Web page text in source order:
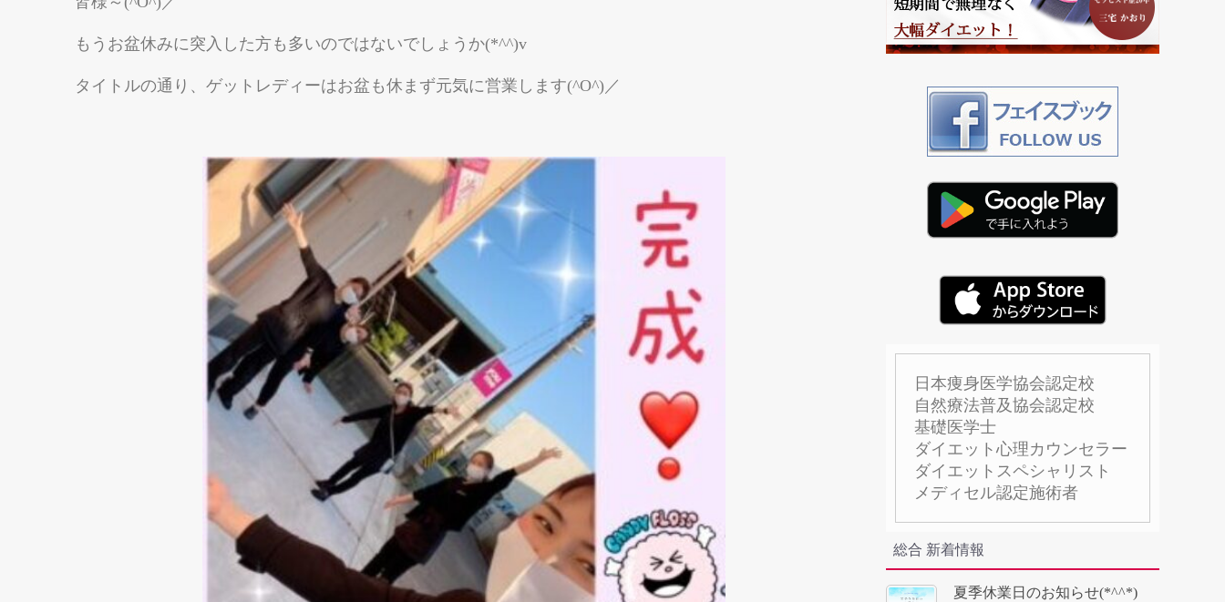
もうお盆休みに突入した方も多いのではないでしょうか(*^^)v
タイトルの通り、ゲットレディーはお盆も休まず元気に営業します(^O^)／
日本痩身医学協会認定校
自然療法普及協会認定校
基礎医学士
ダイエット心理カウンセラー
ダイエットスペシャリスト
メディセル認定施術者
総合 新着情報
夏季休業日のお知らせ(*^^*)